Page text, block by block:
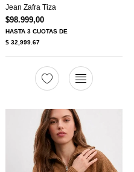
Jean Zafra Tiza
$98.999,00
HASTA3 CUOTAS DE
$ 32,999.67